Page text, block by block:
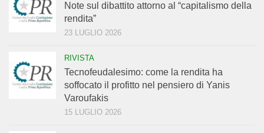
Note sul dibattito attorno al “capitalismo della
rendita”
23 LUGLIO 2026
RIVISTA
Tecnofeudalesimo: come la rendita ha
soffocato il profitto nel pensiero di Yanis
Varoufakis
15 LUGLIO 2026